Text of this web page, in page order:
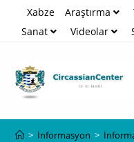
Xabze Araştırma
Sanat
Videolar
> İnformasyon >